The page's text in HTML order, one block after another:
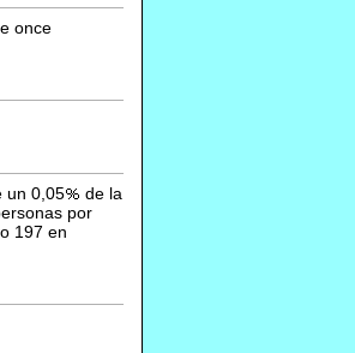
once
un 0,05
de la
por
197 en